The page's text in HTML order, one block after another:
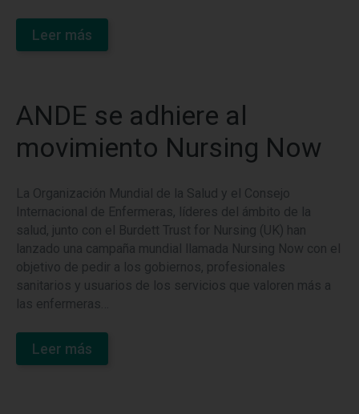
Leer más
ANDE se adhiere al
movimiento Nursing Now
La Organización Mundial de la Salud y el Consejo
Internacional de Enfermeras, líderes del ámbito de la
salud, junto con el Burdett Trust for Nursing (UK) han
lanzado una campaña mundial llamada Nursing Now con el
objetivo de pedir a los gobiernos, profesionales
sanitarios y usuarios de los servicios que valoren más a
las enfermeras…
Leer más